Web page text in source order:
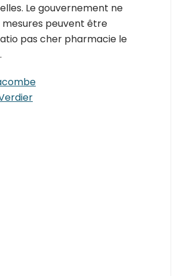
Le gouvernement ne
peuvent être
pas cher pharmacie le